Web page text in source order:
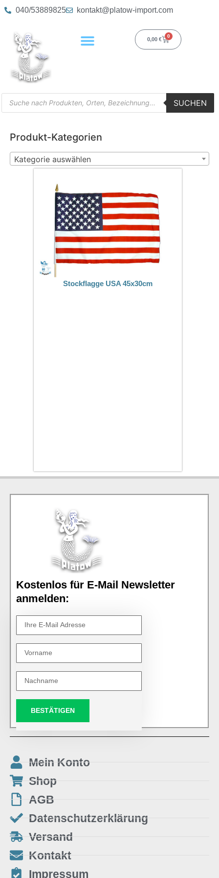
040/53889825 kontakt@platow-import.com
0,00 €
0
SUCHEN
Produkt-Kategorien
Kategorie auswählen
Stockflagge USA 45x30cm
Kostenlos für E-Mail Newsletter
anmelden:
BESTÄTIGEN
Mein Konto
Shop
AGB
Datenschutzerklärung
Versand
Kontakt
Impressum